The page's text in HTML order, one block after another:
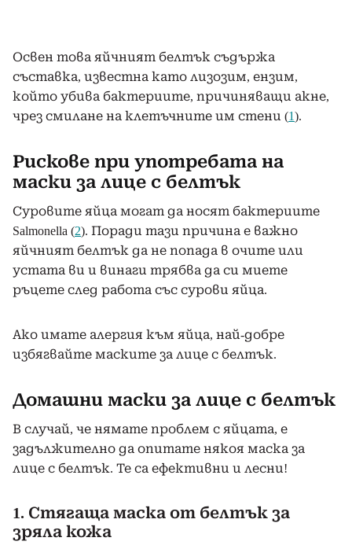
Освен това яйчният белтък съдържа
съставка, известна като лизозим, ензим,
който убива бактериите, причиняващи акне,
чрез смилане на клетъчните им стени (1).
Рискове при употребата на
маски за лице с белтък
Суровите яйца могат да носят бактериите
Salmonella (2). Поради тази причина е важно
яйчният белтък да не попада в очите или
устата ви и винаги трябва да си миете
ръцете след работа със сурови яйца.
Ако имате алергия към яйца, най-добре
избягвайте маските за лице с белтък.
Домашни маски за лице с белтък
В случай, че нямате проблем с яйцата, е
задължително да опитате някоя маска за
лице с белтък. Те са ефективни и лесни!
1. Стягаща маска от белтък за
зряла кожа